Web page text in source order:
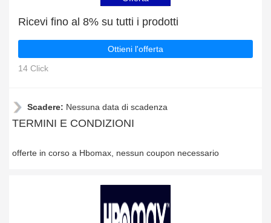
Ricevi fino al 8% su tutti i prodotti
Ottieni l'offerta
14 Click
Scadere: Nessuna data di scadenza
TERMINI E CONDIZIONI
offerte in corso a Hbomax, nessun coupon necessario